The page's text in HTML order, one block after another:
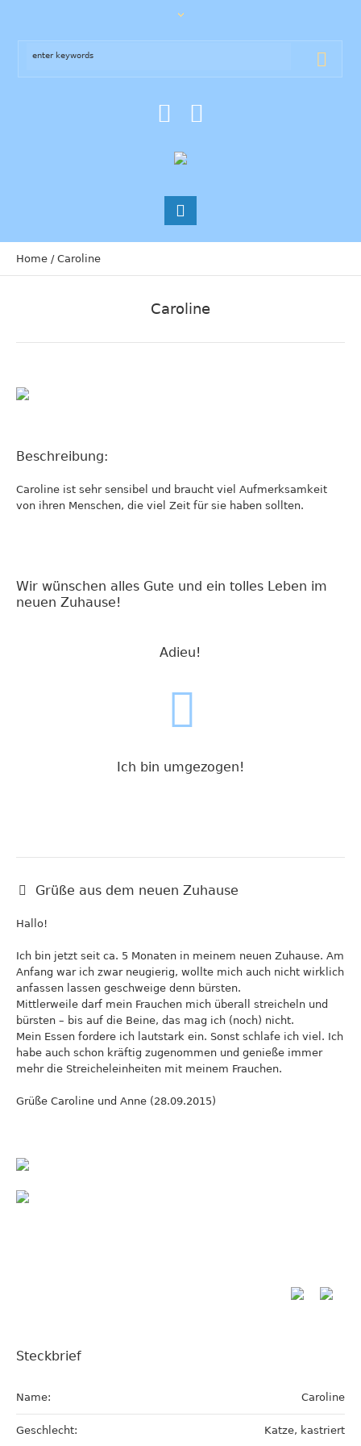
Home / Caroline
Caroline
Beschreibung:
Caroline ist sehr sensibel und braucht viel Aufmerksamkeit
von ihren Menschen, die viel Zeit für sie haben sollten.
Wir wünschen alles Gute und ein tolles Leben im
neuen Zuhause!
Adieu!
Ich bin umgezogen!
Grüße aus dem neuen Zuhause
Hallo!
Ich bin jetzt seit ca. 5 Monaten in meinem neuen Zuhause. Am
Anfang war ich zwar neugierig, wollte mich auch nicht wirklich
anfassen lassen geschweige denn bürsten.
Mittlerweile darf mein Frauchen mich überall streicheln und
bürsten – bis auf die Beine, das mag ich (noch) nicht.
Mein Essen fordere ich lautstark ein. Sonst schlafe ich viel. Ich
habe auch schon kräftig zugenommen und genieße immer
mehr die Streicheleinheiten mit meinem Frauchen.
Grüße Caroline und Anne (28.09.2015)
Steckbrief
Name: Caroline
Geschlecht: Katze, kastriert